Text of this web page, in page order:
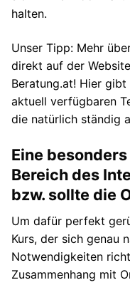
halten.
Unser Tipp: Mehr
direkt auf der
Beratung.at! Hier
aktuell verfügbaren
die natürlich ständig
Eine
Bereich des
bzw. sollte die
Um dafür perfekt
Kurs, der sich genau
Notwendigkeiten
Zusammenhang mit